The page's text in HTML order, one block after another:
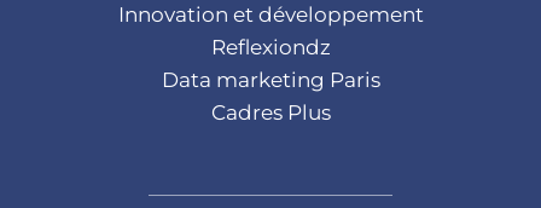
Innovation et développement
Reflexiondz
Data marketing Paris
Cadres Plus